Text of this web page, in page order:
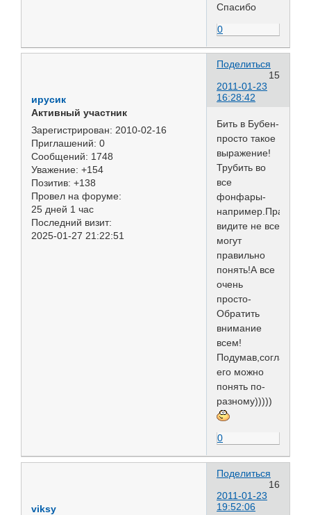
Спасибо
0
Поделиться
15
2011-01-23
16:28:42
ирусик
Активный участник
Зарегистрирован: 2010-02-16
Приглашений: 0
Сообщений: 1748
Уважение: +154
Позитив: +138
Провел на форуме:
25 дней 1 час
Последний визит:
2025-01-27 21:22:51
Бить в Бубен-
просто такое
выражение!
Трубить во
все
фонфары-
например.Правда
видите не все
могут
правильно
понять!А все
очень
просто-
Обратить
внимание
всем!
Подумав,согласна
его можно
понять по-
разному)))))
0
Поделиться
16
2011-01-23
19:52:06
viksy